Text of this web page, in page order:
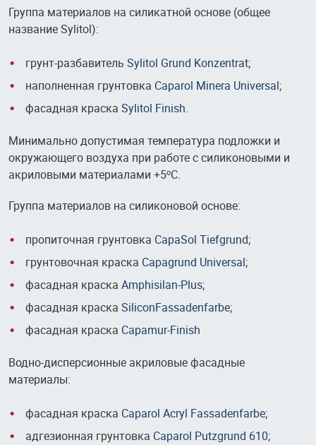
Группа материалов на силикатной основе (общее
название Sylitol):
грунт-разбавитель Sylitol Grund Konzentrat;
наполненная грунтовка Caparol Minera Universal;
фасадная краска Sylitol Finish.
Минимально допустимая температура подложки и
окружающего воздуха при работе с силиконовыми и
акриловыми материалами +5оС.
Группа материалов на силиконовой основе:
пропиточная грунтовка CapaSol Tiefgrund;
грунтовочная краска Capagrund Universal;
фасадная краска Amphisilan-Plus;
фасадная краска SiliconFassadenfarbe;
фасадная краска Capamur-Finish
Водно-дисперсионные акриловые фасадные
материалы:
фасадная краска Caparol Acryl Fassadenfarbe;
адгезионная грунтовка Caparol Putzgrund 610;